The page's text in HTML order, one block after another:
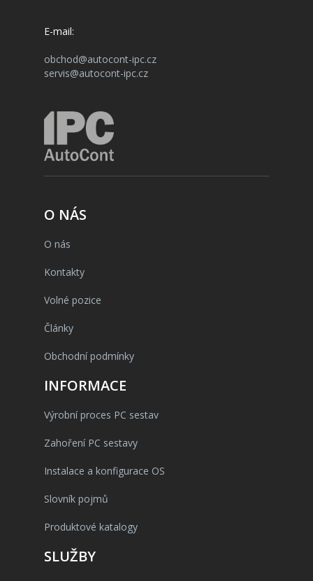
E-mail:
obchod@autocont-ipc.cz
servis@autocont-ipc.cz
O NÁS
O nás
Kontakty
Volné pozice
Články
Obchodní podmínky
INFORMACE
Výrobní proces PC sestav
Zahoření PC sestavy
Instalace a konfigurace OS
Slovník pojmů
Produktové katalogy
SLUŽBY